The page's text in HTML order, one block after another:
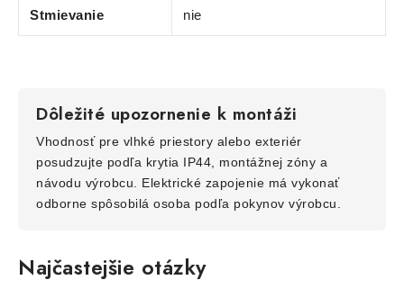
Stmievanie nie
Dôležité upozornenie k montáži
Vhodnosť pre vlhké priestory alebo exteriér
posudzujte podľa krytia IP44, montážnej zóny a
návodu výrobcu. Elektrické zapojenie má vykonať
odborne spôsobilá osoba podľa pokynov výrobcu.
Najčastejšie otázky